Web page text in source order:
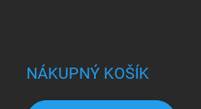
NÁKUPNÝ KOŠÍK